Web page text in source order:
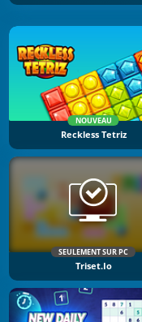
NOUVEAU
Reckless Tetriz
SEULEMENT SUR PC
Triset.io